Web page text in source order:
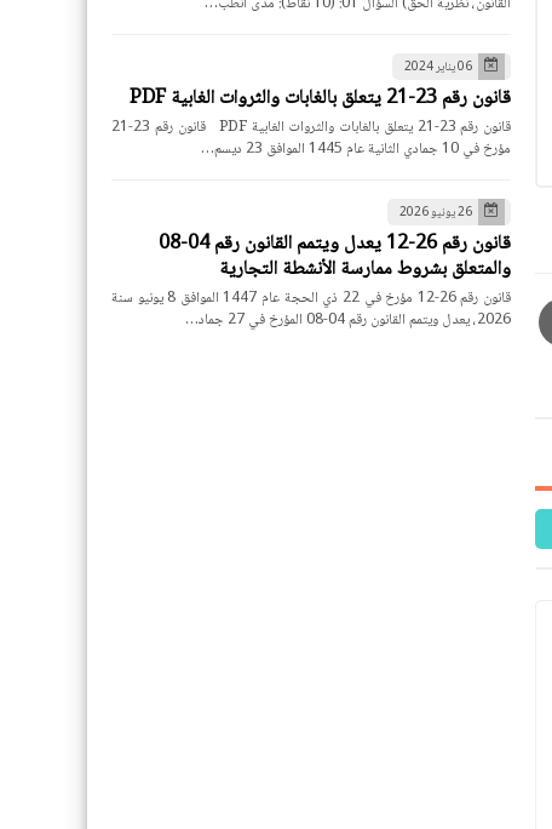
06 يناير 2024
قانون رقم 23-21 يتعلق بالغابات والثروات الغابية PDF
قانون رقم 23-21 يتعلق بالغابات والثروات الغابية PDF قانون رقم 23-21
مؤرخ في 10 جمادي الثانية عام 1445 الموافق 23 ديسم…
26 يونيو 2026
قانون رقم 26-12 يعدل ويتمم القانون رقم 04-08
والمتعلق بشروط ممارسة الأنشطة التجارية
قانون رقم 26-12 مؤرخ في 22 ذي الحجة عام 1447 الموافق 8 يونيو سنة
2026، يعدل ويتمم القانون رقم 04-08 المؤرخ في 27 جماد…